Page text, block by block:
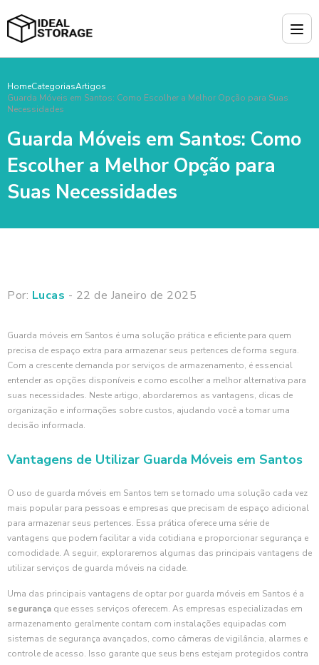
HomeCategoriasArtigos
Guarda Móveis em Santos: Como Escolher a Melhor Opção para Suas
Necessidades
Guarda Móveis em Santos: Como
Escolher a Melhor Opção para
Suas Necessidades
Por: Lucas - 22 de Janeiro de 2025
Guarda móveis em Santos é uma solução prática e eficiente para quem
precisa de espaço extra para armazenar seus pertences de forma segura.
Com a crescente demanda por serviços de armazenamento, é essencial
entender as opções disponíveis e como escolher a melhor alternativa para
suas necessidades. Neste artigo, abordaremos as vantagens, dicas de
organização e informações sobre custos, ajudando você a tomar uma
decisão informada.
Vantagens de Utilizar Guarda Móveis em Santos
O uso de guarda móveis em Santos tem se tornado uma solução cada vez
mais popular para pessoas e empresas que precisam de espaço adicional
para armazenar seus pertences. Essa prática oferece uma série de
vantagens que podem facilitar a vida cotidiana e proporcionar segurança e
comodidade. A seguir, exploraremos algumas das principais vantagens de
utilizar serviços de guarda móveis na cidade.
Uma das principais vantagens de optar por guarda móveis em Santos é a
segurança que esses serviços oferecem. As empresas especializadas em
armazenamento geralmente contam com instalações equipadas com
sistemas de segurança avançados, como câmeras de vigilância, alarmes e
controle de acesso. Isso garante que seus bens estejam protegidos contra